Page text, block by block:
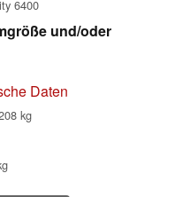
6400
und/oder
Daten
kg